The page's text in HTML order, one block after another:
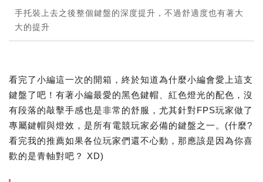
手托裝上去之後整個鍵盤的深度提升，不過舒適度也有著大
大的提升
看完了小編這一次的開箱，終於知道為什麼小編會愛上這支
鍵盤了吧！有著小編最愛的黑色鍵帽、紅色燈光的配色，沒
有段落的敲擊手感也是非常的舒服，尤其針對FPS玩家做了
專屬鍵帽與燈效，是所有電競玩家必備的鍵盤之一。(什麼?
看完我的推薦如果各位玩家們還不心動，那應該是因為你喜
歡的是青軸對吧？ XD)